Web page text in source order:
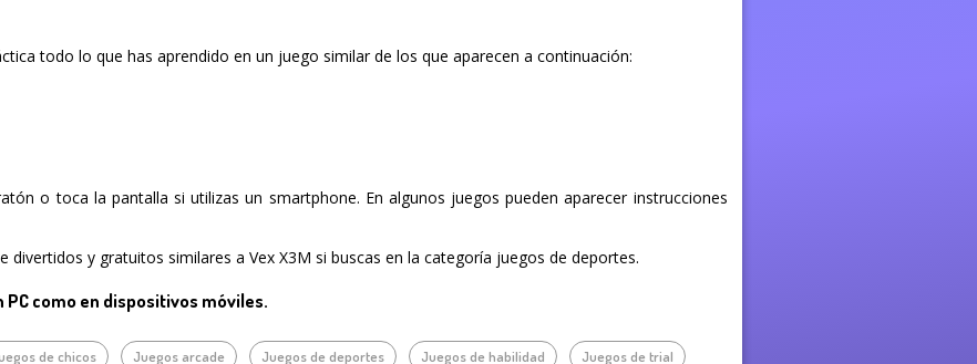
todo lo que has aprendido en un juego similar de los que aparecen a continuación:
o toca la pantalla si utilizas un smartphone. En algunos juegos pueden aparecer instrucciones
divertidos y gratuitos similares a Vex X3M si buscas en la categoría juegos de deportes.
como en dispositivos móviles.
de chicos Juegos arcade Juegos de deportes Juegos de habilidad Juegos de trial